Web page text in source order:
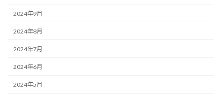
2024年9月
2024年8月
2024年7月
2024年6月
2024年5月